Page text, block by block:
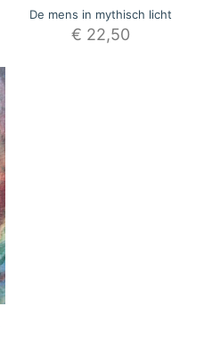
De mens in mythisch licht
€ 22,50